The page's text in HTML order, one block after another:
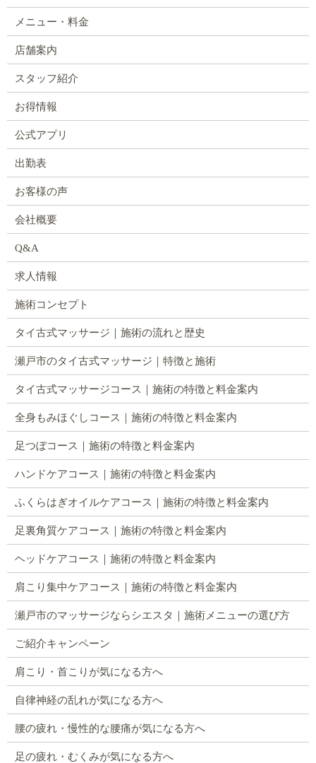
メニュー・料金
店舗案内
スタッフ紹介
お得情報
公式アプリ
出勤表
お客様の声
会社概要
Q&A
求人情報
施術コンセプト
タイ古式マッサージ｜施術の流れと歴史
瀬戸市のタイ古式マッサージ｜特徴と施術
タイ古式マッサージコース｜施術の特徴と料金案内
全身もみほぐしコース｜施術の特徴と料金案内
足つぼコース｜施術の特徴と料金案内
ハンドケアコース｜施術の特徴と料金案内
ふくらはぎオイルケアコース｜施術の特徴と料金案内
足裏角質ケアコース｜施術の特徴と料金案内
ヘッドケアコース｜施術の特徴と料金案内
肩こり集中ケアコース｜施術の特徴と料金案内
瀬戸市のマッサージならシエスタ｜施術メニューの選び方
ご紹介キャンペーン
肩こり・首こりが気になる方へ
自律神経の乱れが気になる方へ
腰の疲れ・慢性的な腰痛が気になる方へ
足の疲れ・むくみが気になる方へ